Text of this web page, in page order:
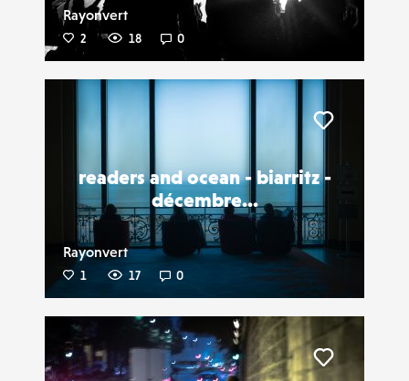
Rayonvert
2 18 0
readers and ocean - biarritz -
décembre...
Rayonvert
1 17 0
Liker